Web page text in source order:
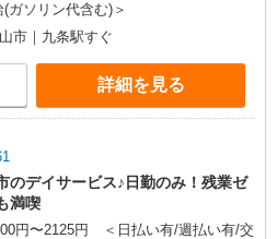
ガソリン代含む)＞
市｜九条駅すぐ
詳細を見る
のデイサービス♪日勤のみ！残業ゼ
満喫
円〜2125円 ＜日払い有/週払い有/交